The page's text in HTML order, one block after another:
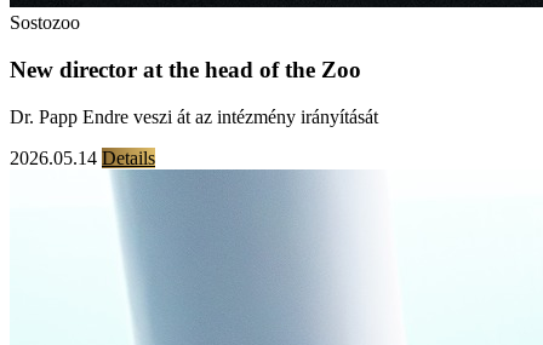
Sostozoo
New director at the head of the Zoo
Dr. Papp Endre veszi át az intézmény irányítását
2026.05.14 Details